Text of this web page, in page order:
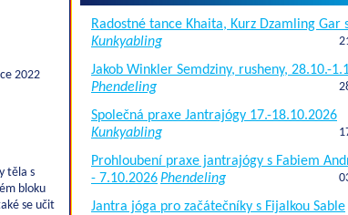
2022
těla s
bloku
se učit
Radostné tance Khaita, Kurz Dzamling Gar
Kunkyabling
Jakob Winkler Semdziny, rusheny, 28.10.-
Phendeling
Společná praxe Jantrajógy 17.-18.10.2026
Kunkyabling
Prohloubení praxe jantrajógy s Fabiem
- 7.10.2026Phendeling
Jantra jóga pro začátečníky s Fijalkou Sable